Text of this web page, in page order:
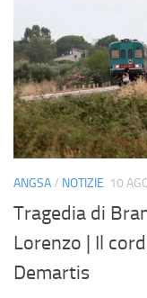
ANGSA/ NOTIZIE 10
Tragedia di
Lorenzo | Il
Demartis